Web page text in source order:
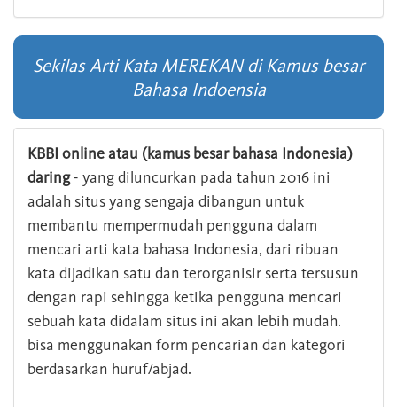
Sekilas Arti Kata MEREKAN di Kamus besar
Bahasa Indoensia
KBBI online atau (kamus besar bahasa Indonesia)
daring- yang diluncurkan pada tahun 2016 ini
adalah situs yang sengaja dibangun untuk
membantu mempermudah pengguna dalam
mencari arti kata bahasa Indonesia, dari ribuan
kata dijadikan satu dan terorganisir serta tersusun
dengan rapi sehingga ketika pengguna mencari
sebuah kata didalam situs ini akan lebih mudah.
bisa menggunakan form pencarian dan kategori
berdasarkan huruf/abjad.